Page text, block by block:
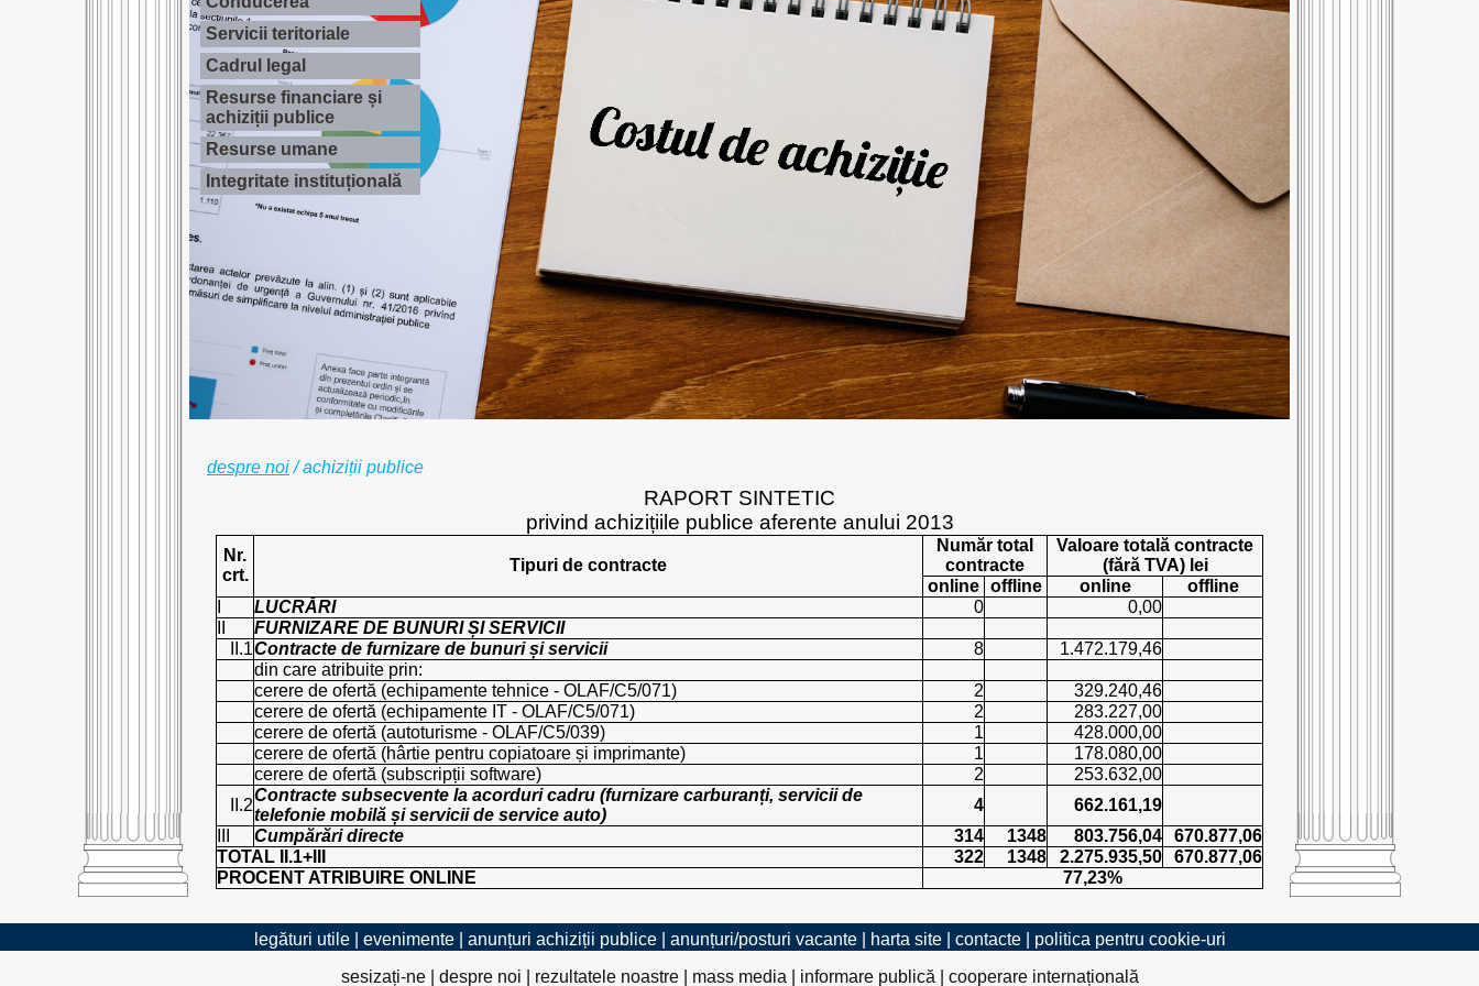
Servicii teritoriale
Cadrul legal
Resurse financiare și
achiziții publice
Resurse umane
Integritate instituțională
despre noi/achiziții publice
RAPORT SINTETIC
privind achizițiile publice aferente anului 2013
Nr.
crt.
Tipuri de contracte
Număr total
contracte
Valoare totală contracte
(fără TVA) lei
online offline online
offline
LUCRĂRI 0
0,00
FURNIZARE DE BUNURI ȘI SERVICII
II.1Contracte de furnizare de bunuri și servicii 8
1.472.179,46
din care atribuite prin:
cerere de ofertă (echipamente tehnice - OLAF/C5/071)
2
329.240,46
cerere de ofertă (echipamente IT - OLAF/C5/071)
2
283.227,00
cerere de ofertă (autoturisme - OLAF/C5/039)
1
428.000,00
cerere de ofertă (hârtie pentru copiatoare și imprimante)
1
178.080,00
cerere de ofertă (subscripții software)
2
253.632,00
II.2
Contracte subsecvente la acorduri cadru (furnizare carburanți, servicii de
telefonie mobilă și servicii de service auto)
4
662.161,19
Cumpărări directe 314 1348 803.756,04
670.877,06
TOTAL II.1+III
322 1348 2.275.935,50
670.877,06
PROCENT ATRIBUIRE ONLINE
77,23%
legături utile| evenimente| anunțuri achiziții publice| anunțuri/posturi vacante| harta site| contacte| politica pentru cookie-uri
sesizați-ne| despre noi rezultatele noastre| mass media informare publică cooperare internațională